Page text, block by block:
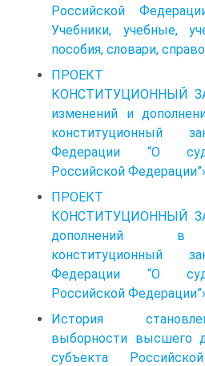
Российской
Учебники, учебные,
пособия, словари,
ПРОЕКТ
КОНСТИТУЦИОННЫЙ
изменений и
конституционный
Федерации “О
Российской
ПРОЕКТ
КОНСТИТУЦИОННЫЙ
дополнений в
конституционный
Федерации “О
Российской
История
выборности высшего
субъекта